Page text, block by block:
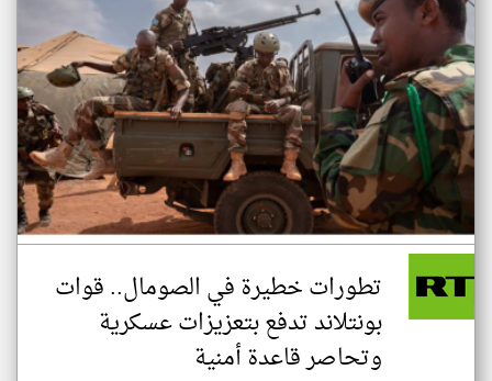
تطورات خطيرة في الصومال.. قوات
بونتلاند تدفع بتعزيزات عسكرية
وتحاصر قاعدة أمنية